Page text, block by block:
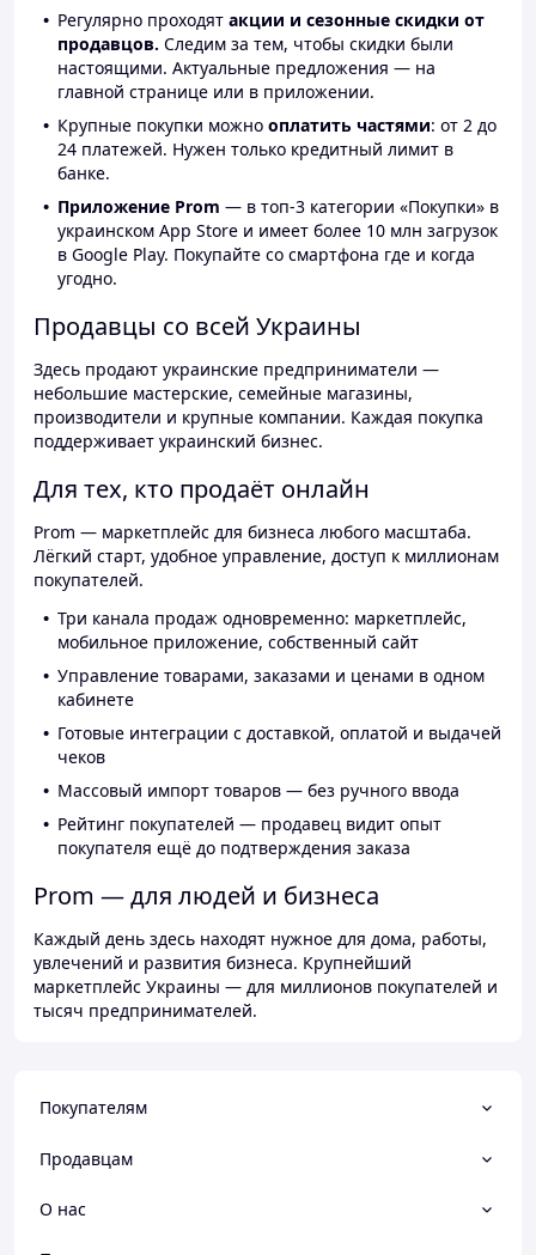
Регулярно проходят акции и сезонные скидки от
продавцов. Следим за тем, чтобы скидки были
настоящими. Актуальные предложения — на
главной странице или в приложении.
Крупные покупки можно оплатить частями: от 2 до
24 платежей. Нужен только кредитный лимит в
банке.
Приложение Prom — в топ-3 категории «Покупки» в
украинском App Store и имеет более 10 млн загрузок
в Google Play. Покупайте со смартфона где и когда
угодно.
Продавцы со всей Украины
Здесь продают украинские предприниматели —
небольшие мастерские, семейные магазины,
производители и крупные компании. Каждая покупка
поддерживает украинский бизнес.
Для тех, кто продаёт онлайн
Prom — маркетплейс для бизнеса любого масштаба.
Лёгкий старт, удобное управление, доступ к миллионам
покупателей.
Три канала продаж одновременно: маркетплейс,
мобильное приложение, собственный сайт
Управление товарами, заказами и ценами в одном
кабинете
Готовые интеграции с доставкой, оплатой и выдачей
чеков
Массовый импорт товаров — без ручного ввода
Рейтинг покупателей — продавец видит опыт
покупателя ещё до подтверждения заказа
Prom — для людей и бизнеса
Каждый день здесь находят нужное для дома, работы,
увлечений и развития бизнеса. Крупнейший
маркетплейс Украины — для миллионов покупателей и
тысяч предпринимателей.
Покупателям
Продавцам
О нас